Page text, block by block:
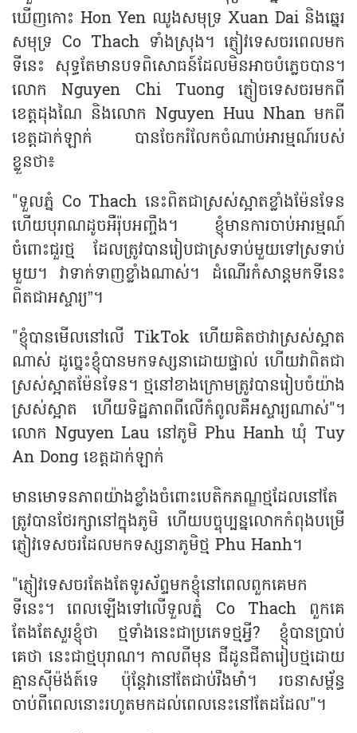
ឃើញកោះ​ Hon Yen ឈូងសមុទ្រ Xuan Dai និងឆ្នេរ
សមុទ្រ Co Thach ទាំងស្រុង។ ភ្ញៀវទេសចរពេលមក
ទីនេះ​ សុទ្ធតែមានបទពិសោធន៍ដែលមិនអាចបំភ្លេចបាន។
លោក Nguyen Chi Tuong ភ្ញៀចទេសចរមកពី
ខេត្តដុងណៃ និងលោក Nguyen Huu Nhan មកពី
ខេត្តដាក់ឡាក់ បានចែករំលែកចំណាប់អារម្មណ៍របស់
ខ្លួនថា៖
"ទួលភ្នំ Co Thach នេះពិតជាស្រស់ស្អាតខ្លាំងម៉ែនទែន
ហើយបុរាណដូចអឺរ៉ុបអញ្ចឹង។ ខ្ញុំមានការចាប់អារម្មណ៍
ចំពោះជួរថ្ម ដែលត្រូវបានរៀបជាស្រទាប់មួយទៅស្រទាប់
មួយ។ វាទាក់ទាញខ្លាំងណាស់។ ដំណើរកំសាន្តមកទីនេះ
ពិតជាអស្ចារ្យ”។
"ខ្ញុំបានមើលនៅលើ TikTok ហើយគិតថាវាស្រស់ស្អាត
ណាស់ ដូច្នេះខ្ញុំបានមកទស្សនាដោយផ្ទាល់ ហើយវាពិតជា
ស្រស់ស្អាតម៉ែនទែន។ ថ្មនៅខាងក្រោមត្រូវបានរៀបចំយ៉ាង
ស្រស់ស្អាត ហើយទិដ្ឋភាពពីលើកំពូលគឺអស្ចារ្យណាស់"។
លោក Nguyen Lau នៅភូមិ Phu Hanh ឃុំ Tuy
An Dong ខេត្តដាក់ឡាក់
មានមោទនភាពយ៉ាងខ្លាំងចំពោះបេតិកភណ្ឌថ្មដែលនៅតែ
ត្រូវបានថែរក្សានៅក្នុងភូមិ ហើយបច្ចុប្បន្នលោកកំពុងបម្រើ
ភ្ញៀវទេសចរដែលមកទស្សនាភូមិថ្ម Phu Hanh។
"ភ្ញៀវទេសចរតែងតែទូរស័ព្ទមកខ្ញុំនៅពេលពួកគេមក
ទីនេះ។ ពេលឡើងទៅលើទួលភ្នំ Co Thach ពួកគេ
តែងតែសួរខ្ញុំថា ថ្មទាំងនេះជាប្រភេទថ្មអ្វី? ខ្ញុំបានប្រាប់
គេថា នេះជាថ្មបុរាណ។ កាលពីមុន ជីដូនជីតារៀបថ្មដោយ
គ្មានស៊ីម៉ង់ត៍ទេ ប៉ុន្តែវានៅតែជាប់រឹងមាំ។ រចនាសម្ព័ន្ធ
ចាប់ពីពេលនោះរហូតមកដល់ពេលនេះនៅតែដដែល"។